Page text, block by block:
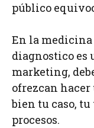
público
En la
diagnostico es
marketing,
ofrezcan
bien tu caso,
procesos.